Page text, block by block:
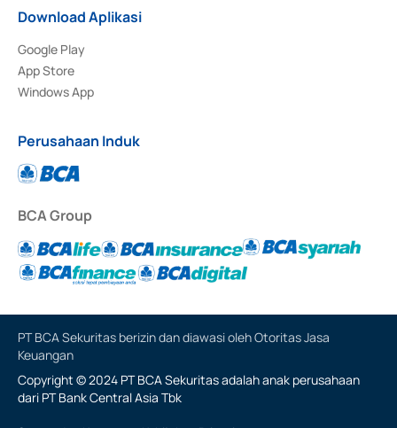
Download Aplikasi
Google Play
App Store
Windows App
Perusahaan Induk
BCA Group
PT BCA Sekuritas berizin dan diawasi oleh Otoritas Jasa
Keuangan
Copyright © 2024 PT BCA Sekuritas adalah anak perusahaan
dari PT Bank Central Asia Tbk